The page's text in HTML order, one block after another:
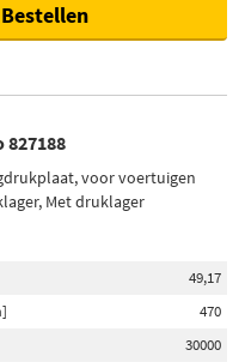
Bestellen
827188
voor voertuigen
Met druklager
49,17
470
30000